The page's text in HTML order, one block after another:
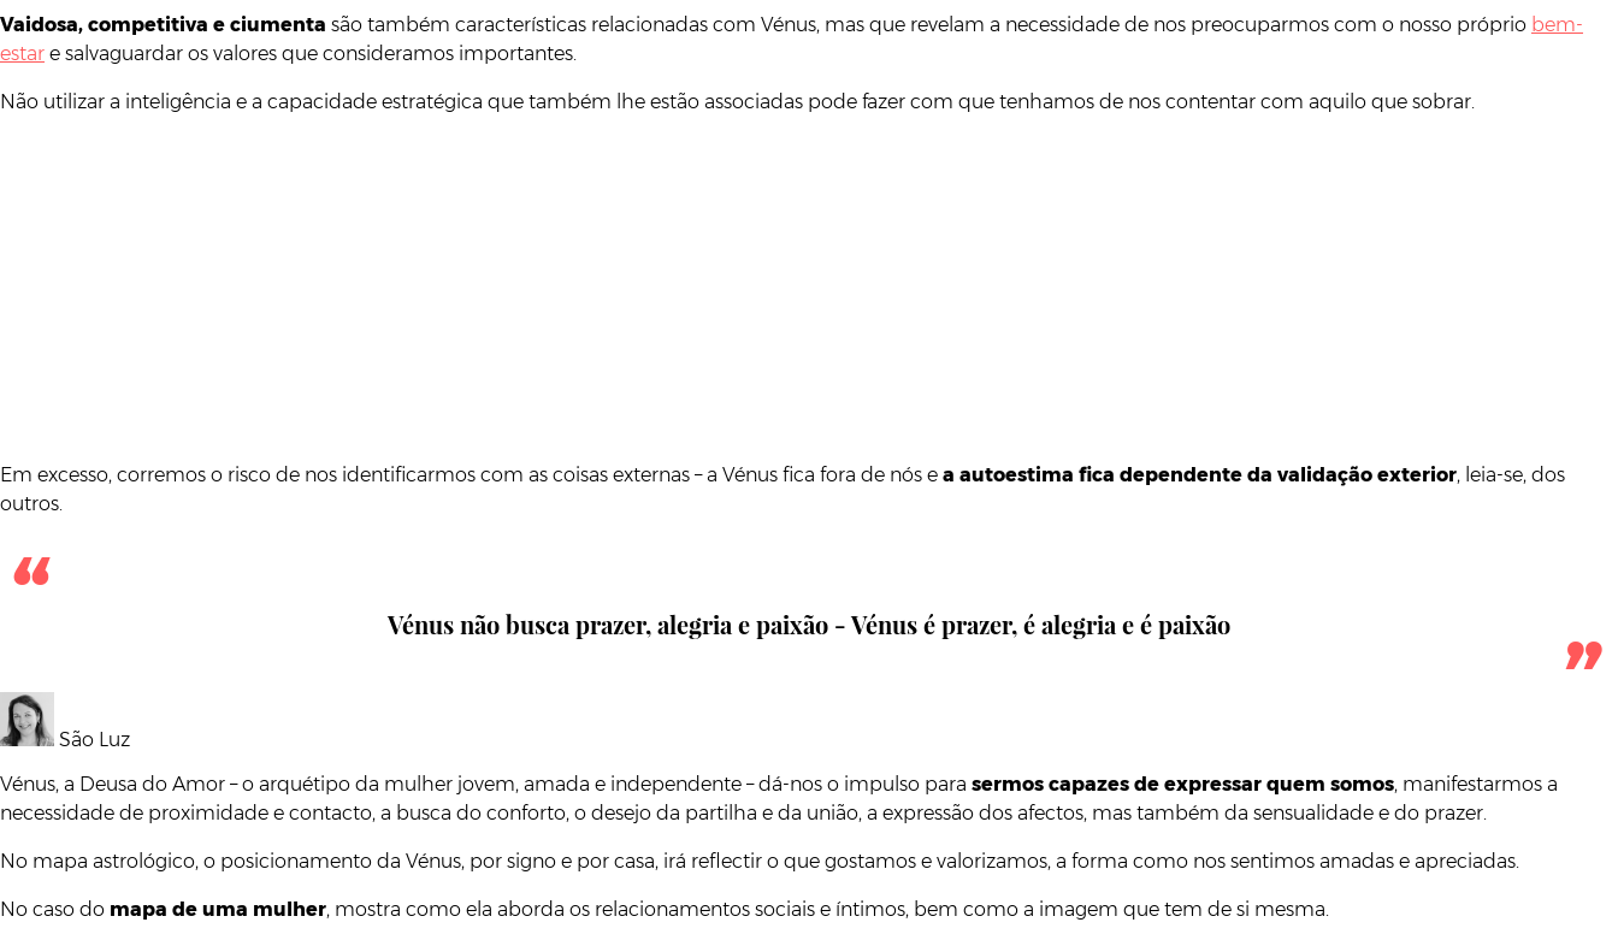
Vaidosa, competitiva e ciumenta são também características relacionadas com Vénus, mas que revelam a necessidade de nos preocuparmos com o nosso próprio bem-
estar e salvaguardar os valores que consideramos importantes.
Não utilizar a inteligência e a capacidade estratégica que também lhe estão associadas pode fazer com que tenhamos de nos contentar com aquilo que sobrar.
Em excesso, corremos o risco de nos identificarmos com as coisas externas – a Vénus fica fora de nós e a autoestima fica dependente da validação exterior, leia-se, dos
outros.
Vénus não busca prazer, alegria e paixão - Vénus é prazer, é alegria e é paixão
São Luz
Vénus, a Deusa do Amor – o arquétipo da mulher jovem, amada e independente – dá-nos o impulso para sermos capazes de expressar quem somos, manifestarmos a
necessidade de proximidade e contacto, a busca do conforto, o desejo da partilha e da união, a expressão dos afectos, mas também da sensualidade e do prazer.
No mapa astrológico, o posicionamento da Vénus, por signo e por casa, irá reflectir o que gostamos e valorizamos, a forma como nos sentimos amadas e apreciadas.
No caso do mapa de uma mulher, mostra como ela aborda os relacionamentos sociais e íntimos, bem como a imagem que tem de si mesma.